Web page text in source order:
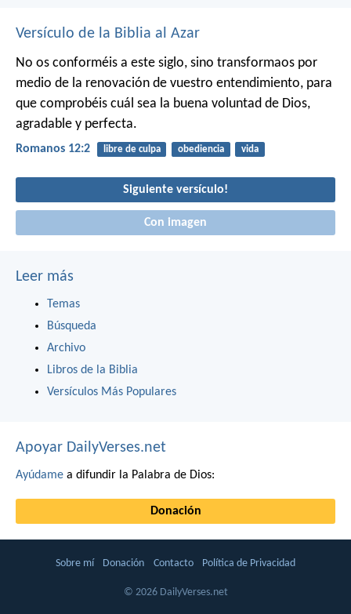
Versículo de la Biblia al Azar
No os conforméis a este siglo, sino transformaos por
medio de la renovación de vuestro entendimiento, para
que comprobéis cuál sea la buena voluntad de Dios,
agradable y perfecta.
Romanos 12:2 libre de culpa obediencia vida
Siguiente versículo!
Con imagen
Leer más
Temas
Búsqueda
Archivo
Libros de la Biblia
Versículos Más Populares
Apoyar DailyVerses.net
Ayúdame a difundir la Palabra de Dios:
Donación
Sobre mí Donación Contacto Política de Privacidad
© 2026 DailyVerses.net